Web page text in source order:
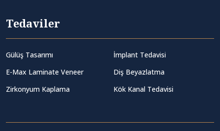
Tedaviler
Gülüş Tasarımı
E-Max Laminate Veneer
Zirkonyum Kaplama
İmplant Tedavisi
Diş Beyazlatma
Kök Kanal Tedavisi